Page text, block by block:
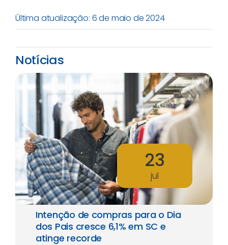
Última atualização: 6 de maio de 2024
Notícias
23
jul
Intenção de compras para o Dia
dos Pais cresce 6,1% em SC e
atinge recorde